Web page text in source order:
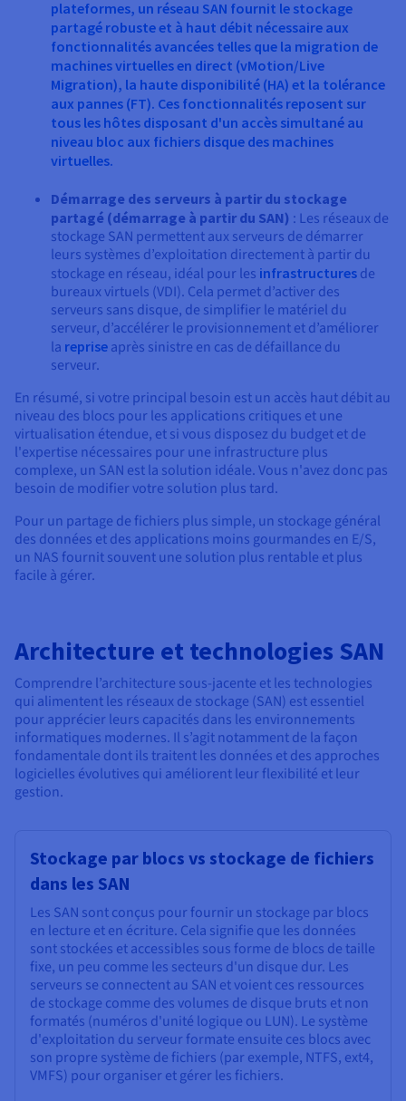
plateformes, un réseau SAN fournit le stockage
partagé robuste et à haut débit nécessaire aux
fonctionnalités avancées telles que la migration de
machines virtuelles en direct (vMotion/Live
Migration), la haute disponibilité (HA) et la tolérance
aux pannes (FT). Ces fonctionnalités reposent sur
tous les hôtes disposant d'un accès simultané au
niveau bloc aux fichiers disque des machines
virtuelles.
Démarrage des serveurs à partir du stockage
partagé (démarrage à partir du SAN) : Les réseaux de
stockage SAN permettent aux serveurs de démarrer
leurs systèmes d’exploitation directement à partir du
stockage en réseau, idéal pour les infrastructures de
bureaux virtuels (VDI). Cela permet d’activer des
serveurs sans disque, de simplifier le matériel du
serveur, d’accélérer le provisionnement et d’améliorer
la reprise après sinistre en cas de défaillance du
serveur.
En résumé, si votre principal besoin est un accès haut débit au
niveau des blocs pour les applications critiques et une
virtualisation étendue, et si vous disposez du budget et de
l'expertise nécessaires pour une infrastructure plus
complexe, un SAN est la solution idéale. Vous n'avez donc pas
besoin de modifier votre solution plus tard.
Pour un partage de fichiers plus simple, un stockage général
des données et des applications moins gourmandes en E/S,
un NAS fournit souvent une solution plus rentable et plus
facile à gérer.
Architecture et technologies SAN
Comprendre l’architecture sous-jacente et les technologies
qui alimentent les réseaux de stockage (SAN) est essentiel
pour apprécier leurs capacités dans les environnements
informatiques modernes. Il s’agit notamment de la façon
fondamentale dont ils traitent les données et des approches
logicielles évolutives qui améliorent leur flexibilité et leur
gestion.
Stockage par blocs vs stockage de fichiers
dans les SAN
Les SAN sont conçus pour fournir un stockage par blocs
en lecture et en écriture. Cela signifie que les données
sont stockées et accessibles sous forme de blocs de taille
fixe, un peu comme les secteurs d'un disque dur. Les
serveurs se connectent au SAN et voient ces ressources
de stockage comme des volumes de disque bruts et non
formatés (numéros d'unité logique ou LUN). Le système
d'exploitation du serveur formate ensuite ces blocs avec
son propre système de fichiers (par exemple, NTFS, ext4,
VMFS) pour organiser et gérer les fichiers.